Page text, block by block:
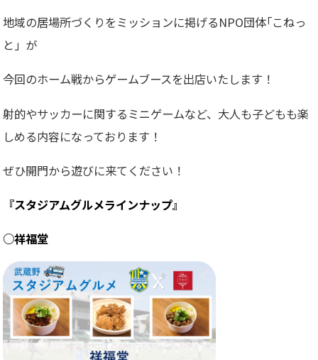
地域の居場所づくりをミッションに掲げるNPO団体｢こねっ
と」が
今回のホーム戦からゲームブースを出店いたします！
射的やサッカーに関するミニゲームなど、大人も子どもも楽
しめる内容になっております！
ぜひ開門から遊びに来てください！
『スタジアムグルメラインナップ』
○祥福堂